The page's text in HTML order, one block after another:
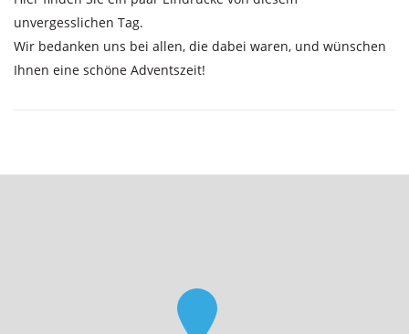
unvergesslichen Tag.
Wir bedanken uns bei allen, die dabei waren, und wünschen
Ihnen eine schöne Adventszeit!